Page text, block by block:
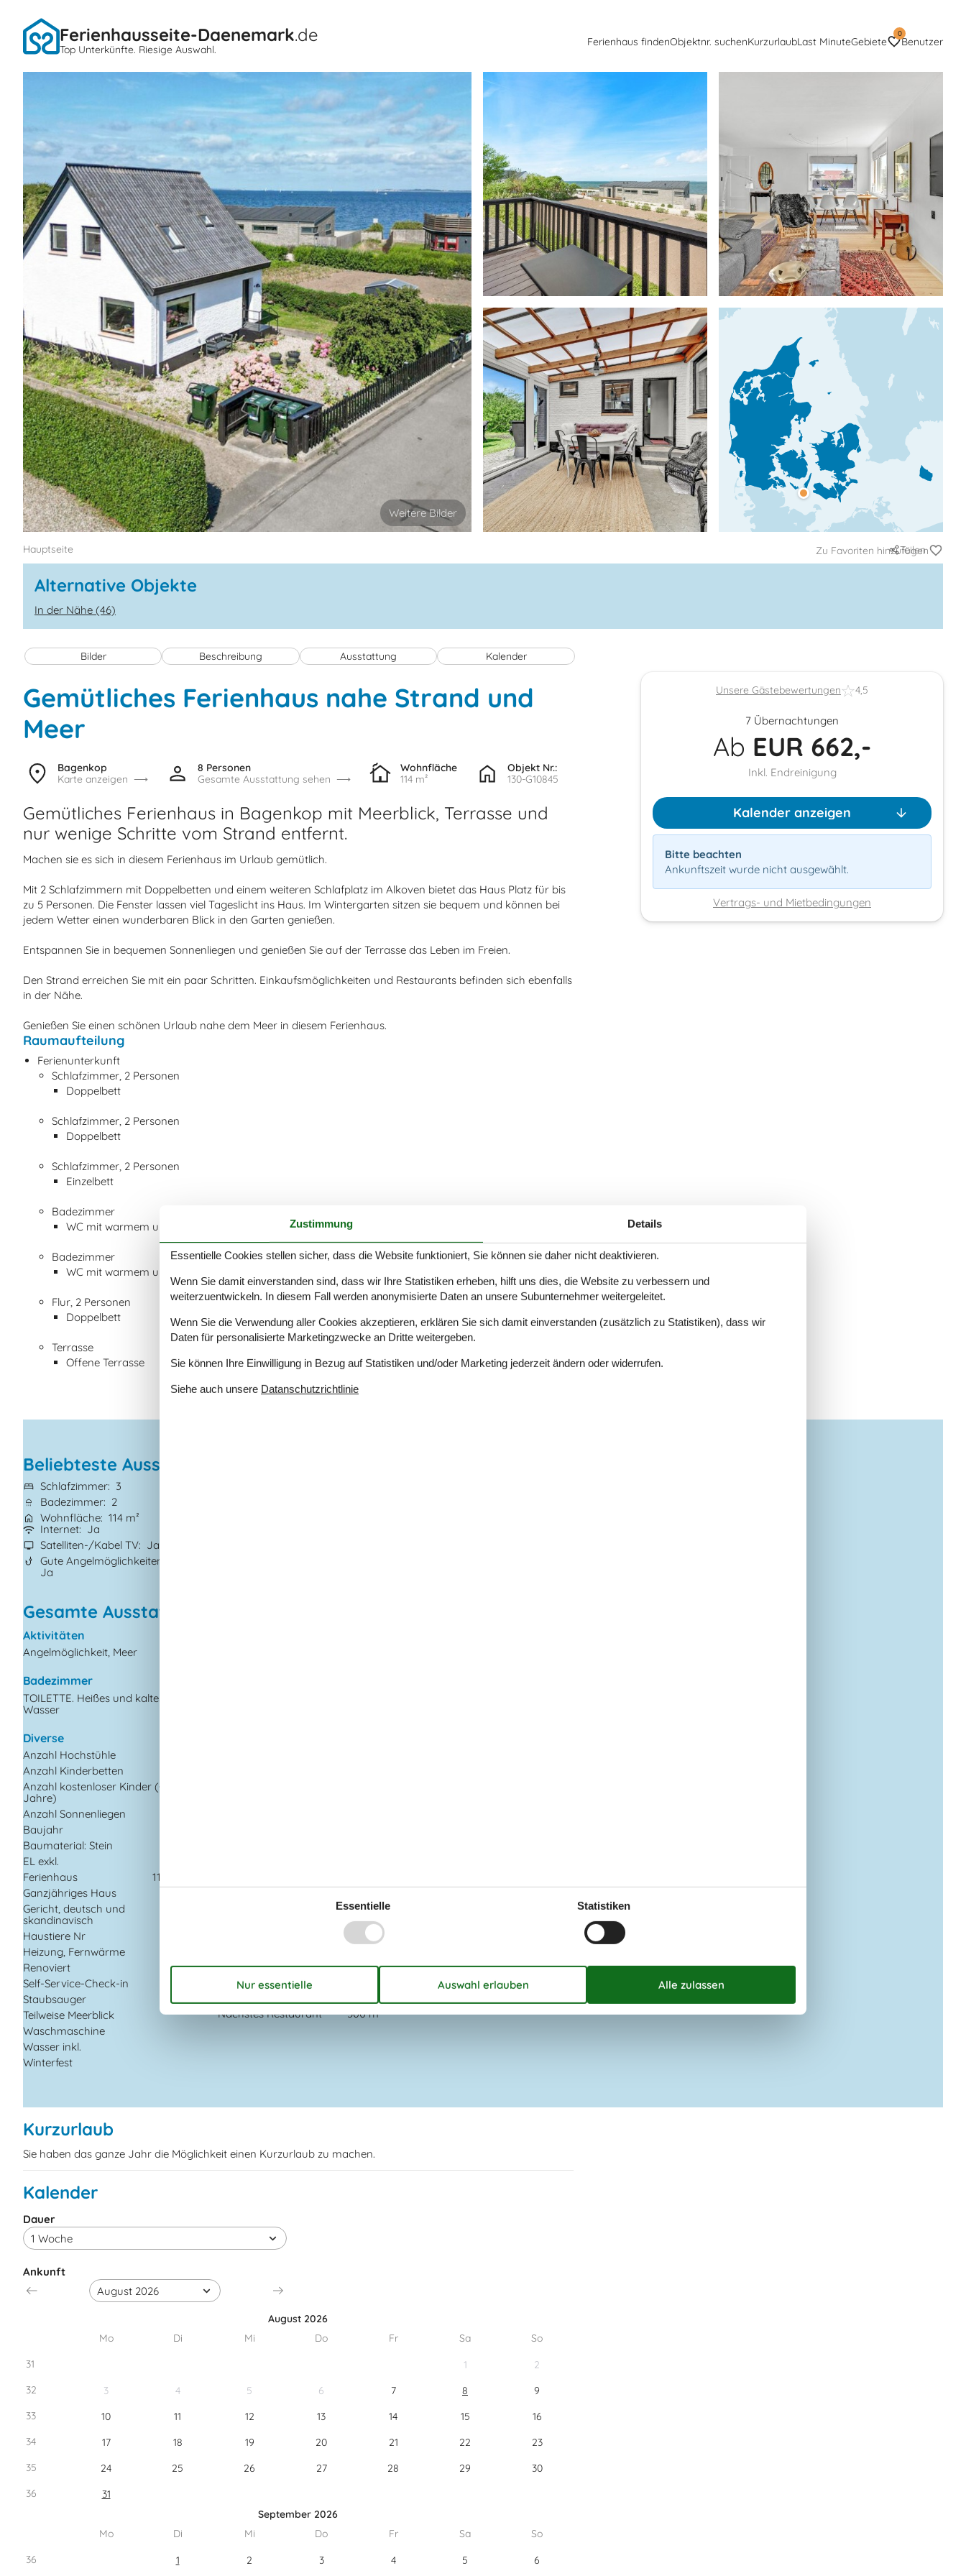
Ferienhausseite-Daenemark.de
Top Unterkünfte. Riesige Auswahl.
Ferienhaus findenObjektnr. suchenKurzurlaubLast MinuteGebiete
0
Benutzer
Hauptseite Zu Favoriten hinzufügen
Teilen
Alternative Objekte
In der Nähe (46)
Bilder Beschreibung Ausstattung Kalender
Gemütliches Ferienhaus nahe Strand und
Meer
Bagenkop
Karte anzeigen
8 Personen
Gesamte Ausstattung sehen
Wohnfläche
114 m²
Objekt Nr.:
130-G10845
Gemütliches Ferienhaus in Bagenkop mit Meerblick, Terrasse und
nur wenige Schritte vom Strand entfernt.
Machen sie es sich in diesem Ferienhaus im Urlaub gemütlich.
Mit 2 Schlafzimmern mit Doppelbetten und einem weiteren Schlafplatz im Alkoven bietet das Haus Platz für bis
zu 5 Personen. Die Fenster lassen viel Tageslicht ins Haus. Im Wintergarten sitzen sie bequem und können bei
jedem Wetter einen wunderbaren Blick in den Garten genießen.
Entspannen Sie in bequemen Sonnenliegen und genießen Sie auf der Terrasse das Leben im Freien.
Den Strand erreichen Sie mit ein paar Schritten. Einkaufsmöglichkeiten und Restaurants befinden sich ebenfalls
in der Nähe.
Genießen Sie einen schönen Urlaub nahe dem Meer in diesem Ferienhaus.
Raumaufteilung
Ferienunterkunft
Schlafzimmer, 2 Personen
Doppelbett
Schlafzimmer, 2 Personen
Doppelbett
Schlafzimmer, 2 Personen
Einzelbett
Badezimmer
WC mit warmem und kaltem Wasser, Dusche
Badezimmer
WC mit warmem und kaltem Wasser, Badewanne
Flur, 2 Personen
Doppelbett
Terrasse
Offene Terrasse
Beliebteste Ausstattungen
Schlafzimmer
3
Badezimmer
2
Wohnfläche 114 m²
Internet
Ja
Satelliten-/Kabel TV
Ja
Gute Angelmöglichkeiten
Ja
Gesamte Ausstattung
Aktivitäten
Angelmöglichkeit, Meer
Badezimmer
TOILETTE. Heißes und kaltes
Wasser
Diverse
Anzahl Hochstühle
Anzahl Kinderbetten
Anzahl kostenloser Kinder (<4
Jahre)
Anzahl Sonnenliegen
Baujahr
Baumaterial: Stein
EL exkl.
Ferienhaus
114 m²
Ganzjähriges Haus
Gericht, deutsch und
skandinavisch
Haustiere Nr
Heizung, Fernwärme
Renoviert
2021
Self-Service-Check-in
Staubsauger
Teilweise Meerblick
Waschmaschine
Wasser inkl.
Winterfest
Entf. zum Wasser/Baden
90 m
259 m
90
Entfernung zu
Angelmöglichkeiten
90
Nächstes Restaurant
500 m
Kurzurlaub
Sie haben das ganze Jahr die Möglichkeit einen Kurzurlaub zu machen.
Kalender
Ankunft
August 2026
Mo
Di Mi Do Fr Sa
So
31
1
2
32
3 4 5 6 7 8
9
33
10 11 12 13 14 15
16
34
17 18 19 20 21 22
23
35
24 25 26 27 28 29
30
36
31
September 2026
Mo
Di Mi Do Fr Sa
So
36
1 2 3 4 5 6
Dauer
Unsere Gästebewertungen 4,5
7 Übernachtungen
Ab EUR 662,-
Inkl. Endreinigung
Kalender anzeigen
Bitte beachten
Ankunftszeit wurde nicht ausgewählt.
Vertrags- und Mietbedingungen
Zustimmung Details
Essentielle Cookies stellen sicher, dass die Website funktioniert, Sie können sie daher nicht deaktivieren.
Wenn Sie damit einverstanden sind, dass wir Ihre Statistiken erheben, hilft uns dies, die Website zu verbessern und
weiterzuentwickeln. In diesem Fall werden anonymisierte Daten an unsere Subunternehmer weitergeleitet.
Wenn Sie die Verwendung aller Cookies akzeptieren, erklären Sie sich damit einverstanden (zusätzlich zu Statistiken), dass wir
Daten für personalisierte Marketingzwecke an Dritte weitergeben.
Sie können Ihre Einwilligung in Bezug auf Statistiken und/oder Marketing jederzeit ändern oder widerrufen.
Siehe auch unsere Datanschutzrichtlinie
Essentielle Statistiken